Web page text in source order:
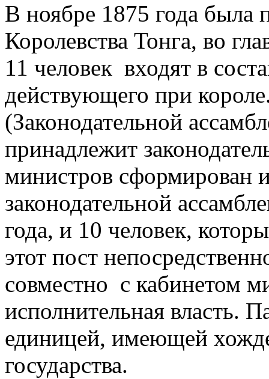
В ноябре 1875 года была
Королевства Тонга, во
11 человек входят в
действующего при
(Законодательной
принадлежит
министров сформирован
законодательной
года, и 10 человек,
этот пост
совместно с кабинетом
исполнительная власть.
единицей, имеющей
государства.